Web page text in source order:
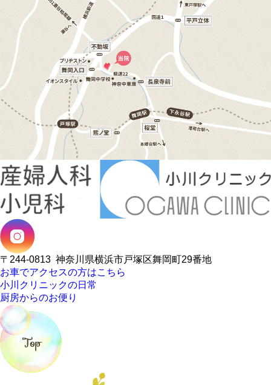
〒244-0813 神奈川県横浜市戸塚区舞岡町29番地
お車でアクセスの方はこちら
小川クリニックの日常
厨房からのお便り